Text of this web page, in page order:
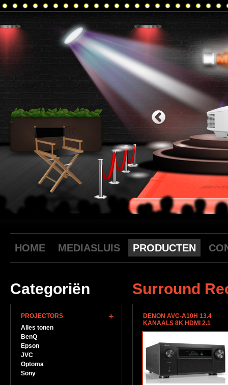
HOME MEDIASLUIS PRODUCTEN
Categoriën
PROJECTORS
Alles tonen
BenQ
Epson
JVC
Optoma
Sony
Surround
DENON AVC-A10H 13.4
KANAALS 8K HDMI 2.1